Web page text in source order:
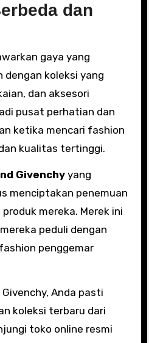
dan
gaya yang
dengan koleksi yang
dan aksesori
pusat perhatian dan
ketika mencari fashion
kualitas tertinggi.
Givenchyyang
menciptakan penemuan
mereka. Merek ini
peduli dengan
penggemar
Anda pasti
koleksi terbaru dari
toko online resmi